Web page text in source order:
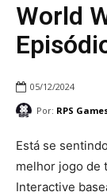
World
05/12/2024
Por: RPS
Está se
melhor jogo de
Interactive